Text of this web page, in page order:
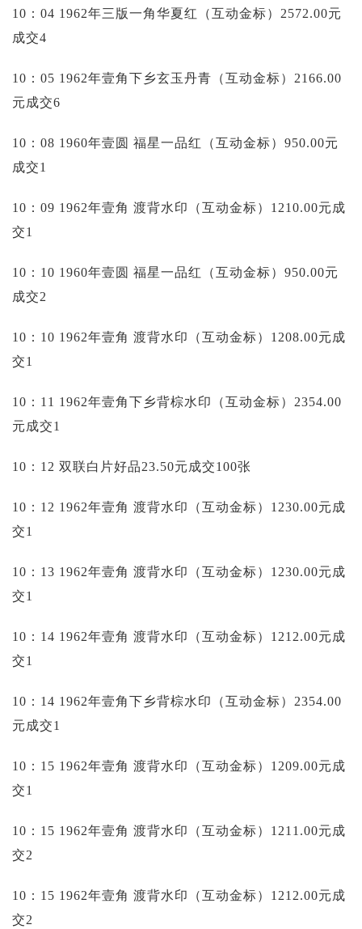
10：04 1962年三版一角华夏红（互动金标）2572.00元
成交4
10：05 1962年壹角下乡玄玉丹青（互动金标）2166.00
元成交6
10：08 1960年壹圆 福星一品红（互动金标）950.00元
成交1
10：09 1962年壹角 渡背水印（互动金标）1210.00元成
交1
10：10 1960年壹圆 福星一品红（互动金标）950.00元
成交2
10：10 1962年壹角 渡背水印（互动金标）1208.00元成
交1
10：11 1962年壹角下乡背棕水印（互动金标）2354.00
元成交1
10：12 双联白片好品23.50元成交100张
10：12 1962年壹角 渡背水印（互动金标）1230.00元成
交1
10：13 1962年壹角 渡背水印（互动金标）1230.00元成
交1
10：14 1962年壹角 渡背水印（互动金标）1212.00元成
交1
10：14 1962年壹角下乡背棕水印（互动金标）2354.00
元成交1
10：15 1962年壹角 渡背水印（互动金标）1209.00元成
交1
10：15 1962年壹角 渡背水印（互动金标）1211.00元成
交2
10：15 1962年壹角 渡背水印（互动金标）1212.00元成
交2